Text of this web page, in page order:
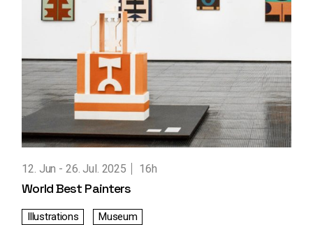
12. Jun 26. Jul. 2025 16h
World Best Painters
Illustrations Museum